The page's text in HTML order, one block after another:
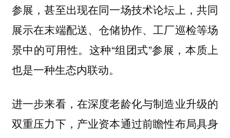
参展，甚至出现在同一场技术论坛上，共同
展示在末端配送、仓储协作、工厂巡检等场
景中的可用性。这种“组团式”参展，本质上
也是一种生态内联动。
进一步来看，在深度老龄化与制造业升级的
双重压力下，产业资本通过前瞻性布局具身